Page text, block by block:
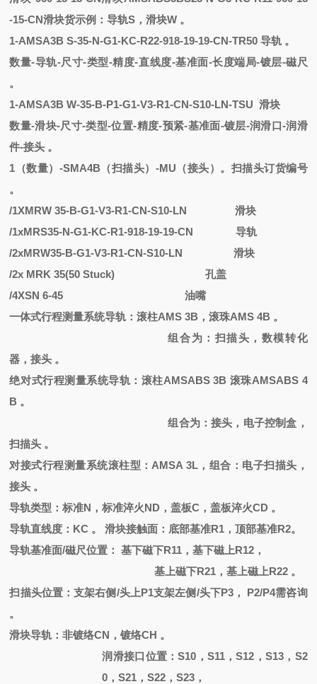
-15-CN滑块货示例：导轨S，滑块W 。
1-AMSA3B S-35-N-G1-KC-R22-918-19-19-CN-TR50 导轨 。
数量-导轨-尺寸-类型-精度-直线度-基准面-长度端局-镀层-磁尺
。
1-AMSA3B W-35-B-P1-G1-V3-R1-CN-S10-LN-TSU 滑块
数量-滑块-尺寸-类型-位置-精度-预紧-基准面-镀层-润滑口-润滑
件-接头 。
1（数量）-SMA4B（扫描头）-MU（接头）。扫描头订货编号
。
/1XMRW 35-B-G1-V3-R1-CN-S10-LN
滑块
/1xMRS35-N-G1-KC-R1-918-19-19-CN
导轨
/2xMRW35-B-G1-V3-R1-CN-S10-LN
滑块
/2x MRK 35(50 Stuck)
孔盖
/4XSN 6-45
油嘴
一体式行程测量系统导轨：滚柱AMS 3B，滚珠AMS 4B 。
组合为：扫描头，数模转化
器，接头 。
绝对式行程测量系统导轨：滚柱AMSABS 3B 滚珠AMSABS 4
B 。
组合为：接头，电子控制盒，
扫描头 。
对接式行程测量系统滚柱型： AMSA 3L，组合：电子扫描头，
接头 。
导轨类型：标准N，标准淬火ND，盖板C，盖板淬火CD 。
导轨直线度： KC 。 滑块接触面：底部基准R1，顶部基准R2。
导轨基准面/磁尺位置： 基下磁下R11，基下磁上R12，
基上磁下R21，基上磁上R22 。
扫描头位置：支架右侧/头上P1支架左侧/头下P3， P2/P4需咨询
。
滑块导轨：非镀络CN ，镀络CH 。
润滑接口位置：S10，S11，S12，S13，S2
0，S21，S22，S23，